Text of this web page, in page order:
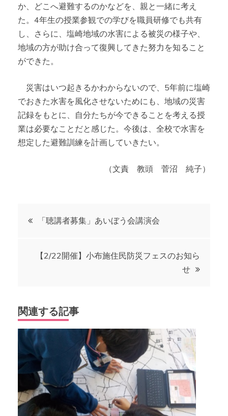
か、どこへ避難するのかなどを、親と一緒に考え
た。4年生の授業参観での学びを職員研修でも共有
し、さらに、塩崎地域の水害による被災の様子や、
地域の方が助け合って復興してきた努力を知ること
ができた。
災害はいつ起きるかわからないので、5年前に塩崎
でおきた水害を風化させないためにも、地域の災害
記録をもとに、自分たちが今できることを考える授
業は必要なことだと感じた。今後は、全校で水害を
想定した避難訓練を計画していきたい。
（文責 教頭 菅沼 純子）
投
ゲ
ー
シ
ョ
「聴講者募集」あいぼう会講演会
【2/22開催】小布施住民防災フェスのお知ら
せ
関連する記事